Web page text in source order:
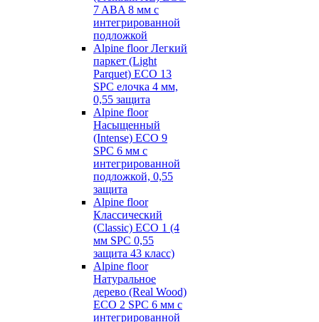
7 ABA 8 мм с
интегрированной
подложкой
Alpine floor Легкий
паркет (Light
Parquet) ECO 13
SPC елочка 4 мм,
0,55 защита
Alpine floor
Насыщенный
(Intense) ECO 9
SPC 6 мм с
интегрированной
подложкой, 0,55
защита
Alpine floor
Классический
(Classic) ECO 1 (4
мм SPC 0,55
защита 43 класс)
Alpine floor
Натуральное
дерево (Real Wood)
ECO 2 SPC 6 мм с
интегрированной